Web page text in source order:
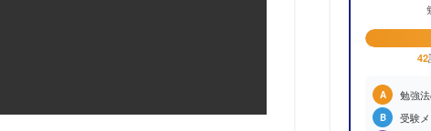
42
A 勉強
B 受験